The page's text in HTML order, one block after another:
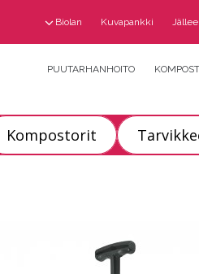
Biolan Kuvapankki
PUUTARHANHOITO
Kompostorit